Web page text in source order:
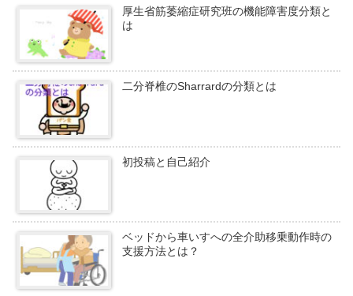
厚生省筋萎縮症研究班の機能障害度分類と
は
二分脊椎のSharrardの分類とは
初投稿と自己紹介
ベッドから車いすへの全介助移乗動作時の
支援方法とは？